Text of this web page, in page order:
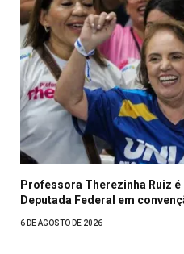
Professora Therezinha Ruiz
Deputada Federal em
6 DE AGOSTO DE 2026